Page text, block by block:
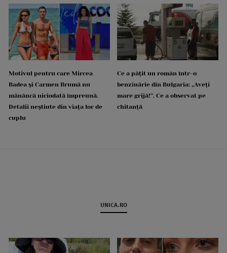
Motivul pentru care Mircea
Badea și Carmen Brumă nu
mănâncă niciodată împreună.
Detalii neștiute din viața lor de
cuplu
Ce a pățit un român într-o
benzinărie din Bulgaria: „Aveți
mare grijă!”. Ce a observat pe
chitanță
UNICA.RO